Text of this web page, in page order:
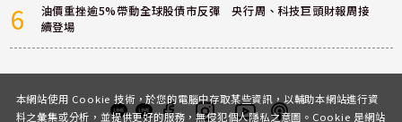
6
油價重挫逾5%帶動全球股債市反彈 央行周、科技巨頭財報周接
續登場
本網站使用 Cookie 技術，於您的電腦中存取某些資訊，以輔助本網站進行資
料之彙集或分析，並提供更好的服務，無侵犯個人隱私之意圖。Cookie 是網站